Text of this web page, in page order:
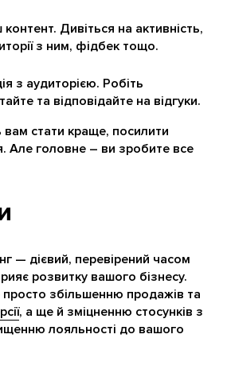
Дивіться на активність,
з ним, фідбек тощо.
з аудиторією. Робіть
та відповідайте на відгуки.
стати краще, посилити
Але головне – ви зробите все
— дієвий, перевірений часом
розвитку вашого бізнесу.
просто збільшенню продажів та
, а ще й зміцненню стосунків з
лояльності до вашого